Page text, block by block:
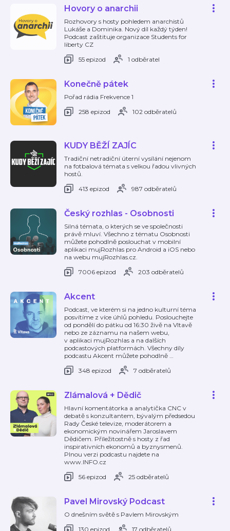
Hovory o anarchii
Rozhovory s hosty pohledem anarchistů
Lukáše a Dominika. Nový díl každý týden!
Podcast zaštituje organizace Students for
liberty CZ
55 epizod
1 odběratel
Konečně pátek
Pořad rádia Frekvence 1
258 epizod
102 odběratelů
KUDY BĚŽÍ ZAJÍC
Tradiční netradiční úterní vysílání nejenom
na fotbalová témata s velkou řadou vlivných
hostů.
413 epizod
987 odběratelů
Český rozhlas - Osobnosti
Silná témata, o kterých se ve společnosti
právě mluví. Všechno z tématu Osobnosti
můžete pohodlně poslouchat v mobilní
aplikaci mujRozhlas pro Android a iOS nebo
na webu mujRozhlas.cz.
7006 epizod
203 odběratelů
Akcent
Podcast, ve kterém si na jedno kulturní téma
posvítíme z více úhlů pohledu. Poslouchejte
od pondělí do pátku od 16:30 živě na Vltavě
nebo ze záznamu na našem webu,
v aplikaci mujRozhlas a na dalších
podcastových platformách. Všechny díly
podcastu Akcent můžete pohodlně …
348 epizod
7 odběratelů
Zlámalová + Dědič
Hlavní komentátorka a analytička CNC v
debatě s konzultantem, bývalým předsedou
Rady České televize, moderátorem a
ekonomickým novinářem Jaroslavem
Dědičem. Příležitostně s hosty z řad
inspirativních ekonomů a byznysmenů.
Plnou verzi podcastu najdete na
www.INFO.cz
56 epizod
25 odběratelů
Pavel Mirovský Podcast
O dnešním světě s Pavlem Mirovským
130 epizod
17 odběratelů